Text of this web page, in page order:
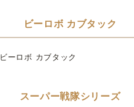
ビーロボ カブタック
ビーロボ カブタック
スーパー戦隊シリーズ